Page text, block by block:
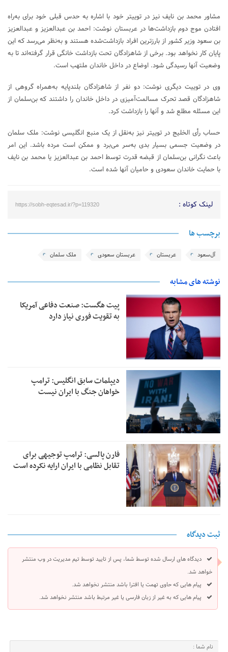
مشاور محمد بن نایف نیز در توییتر خود با اشاره به حدس قبلی خود برای به‌راه
افتادن موج دوم بازداشت‌ها در عربستان نوشت: احمد بن عبدالعزیز و عبدالعزیز
بن سعود وزیر کشور از بارزترین افراد بازداشت‌شده هستند و به‌نظر می‌رسد که این
پایان کار نخواهد بود. برخی از شاهزادگان تحت بازداشت خانگی قرار گرفته‌اند تا به
وضعیت آنها رسیدگی شود. اوضاع در داخل خاندان ملتهب است.
وی در توییت دیگری نوشت: دو نفر از شاهزادگان بلندپایه به‌همراه گروهی از
شاهزادگان قصد تحرک مسالمت‌آمیزی در داخل خاندان را داشتند که بن‌سلمان از
این مسئله مطلع شد و آنها را بازداشت کرد.
حساب رأی الخلیج در توییتر نیز به‌نقل از یک منبع انگلیسی نوشت: ملک سلمان
در وضعیت جسمی بسیار بدی به‌سر می‌برد و ممکن است مرده باشد. این امر
باعث نگرانی بن‌سلمان از قبضه قدرت توسط احمد بن عبدالعزیز یا محمد بن نایف
با حمایت خاندان سعودی و حامیان آنها شده است.
لینک کوتاه : https://sobh-eqtesad.ir/?p=119320
برچسب ها
آل‌سعود عربستان عربستان سعودی ملک سلمان
نوشته های مشابه
پیت هگست: صنعت دفاعی آمریکا
به تقویت فوری نیاز دارد
دیپلمات سابق انگلیس:‌ ترامپ
خواهان جنگ با ایران نیست
فارن پالسی: ترامپ توجیهی برای
تقابل نظامی با ایران ارایه نکرده است
ثبت دیدگاه
دیدگاه های ارسال شده توسط شما، پس از تایید توسط تیم مدیریت در وب منتشر
خواهد شد.
پیام هایی که حاوی تهمت یا افترا باشد منتشر نخواهد شد.
پیام هایی که به غیر از زبان فارسی یا غیر مرتبط باشد منتشر نخواهد شد.